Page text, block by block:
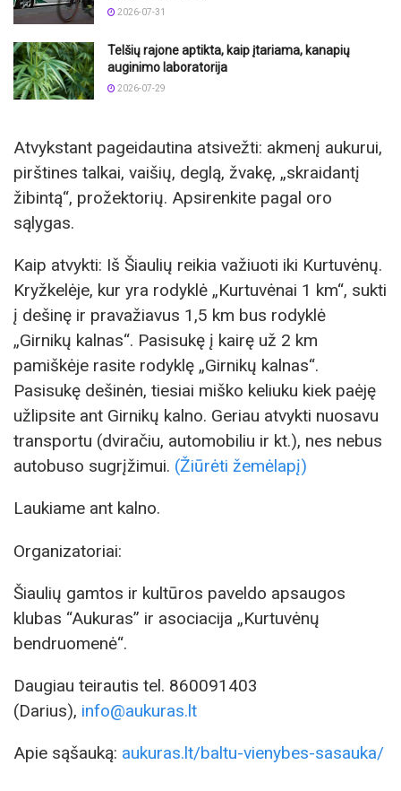
2026-07-31
Telšių rajone aptikta, kaip įtariama, kanapių
auginimo laboratorija
2026-07-29
Atvykstant pageidautina atsivežti: akmenį aukurui,
pirštines talkai, vaišių, deglą, žvakę, „skraidantį
žibintą“, prožektorių. Apsirenkite pagal oro
sąlygas.
Kaip atvykti: Iš Šiaulių reikia važiuoti iki Kurtuvėnų.
Kryžkelėje, kur yra rodyklė „Kurtuvėnai 1 km“, sukti
į dešinę ir pravažiavus 1,5 km bus rodyklė
„Girnikų kalnas“. Pasisukę į kairę už 2 km
pamiškėje rasite rodyklę „Girnikų kalnas“.
Pasisukę dešinėn, tiesiai miško keliuku kiek paėję
užlipsite ant Girnikų kalno. Geriau atvykti nuosavu
transportu (dviračiu, automobiliu ir kt.), nes nebus
autobuso sugrįžimui. (Žiūrėti žemėlapį)
Laukiame ant kalno.
Organizatoriai:
Šiaulių gamtos ir kultūros paveldo apsaugos
klubas “Aukuras” ir asociacija „Kurtuvėnų
bendruomenė“.
Daugiau teirautis tel. 860091403
(Darius), info@aukuras.lt
Apie sąšauką: aukuras.lt/baltu-vienybes-sasauka/